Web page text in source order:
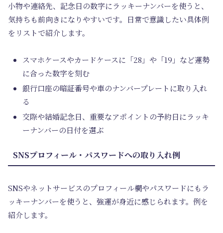
小物や連絡先、記念日の数字にラッキーナンバーを使うと、
気持ちも前向きになりやすいです。日常で意識したい具体例
をリストで紹介します。
スマホケースやカードケースに「28」や「19」など運勢
に合った数字を刻む
銀行口座の暗証番号や車のナンバープレートに取り入れ
る
交際や結婚記念日、重要なアポイントの予約日にラッキ
ーナンバーの日付を選ぶ
SNSプロフィール・パスワードへの取り入れ例
SNSやネットサービスのプロフィール欄やパスワードにもラ
ッキーナンバーを使うと、強運が身近に感じられます。例を
紹介します。